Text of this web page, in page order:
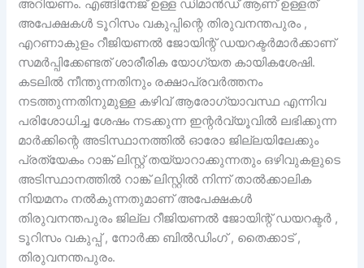
അറിയണം. എങ്ങിനേജ് ഉള്ള ഡിമാൻഡ് ആണ് ഉള്ളത്
അപേക്ഷകൾ ടൂറിസം വകുപ്പിന്റെ തിരുവനന്തപുരം ,
എറണാകുളം റീജിയണൽ ജോയിന്റ് ഡയറക്ടർമാർക്കാണ്
സമർപ്പിക്കേണ്ടത് ശാരീരിക യോഗ്യത കായികശേഷി.
കടലിൽ നീന്തുന്നതിനും രക്ഷാപ്രവർത്തനം
നടത്തുന്നതിനുമുള്ള കഴിവ് ആരോഗ്യാവസ്ഥ എന്നിവ
പരിശോധിച്ച ശേഷം നടക്കുന്ന ഇന്റർവ്യൂവിൽ ലഭിക്കുന്ന
മാർക്കിന്റെ അടിസ്ഥാനത്തിൽ ഓരോ ജില്ലയിലേക്കും
പ്രത്യേകം റാങ്ക് ലിസ്റ്റ് തയ്യാറാക്കുന്നതും ഒഴിവുകളുടെ
അടിസ്ഥാനത്തിൽ റാങ്ക് ലിസ്റ്റിൽ നിന്ന് താൽക്കാലിക
നിയമനം നൽകുന്നതുമാണ് അപേക്ഷകൾ
തിരുവനന്തപുരം ജില്ല റീജിയണൽ ജോയിന്റ് ഡയറക്ടർ ,
ടൂറിസം വകുപ്പ് , നോർക്ക ബിൽഡിംഗ് , തൈക്കാട് ,
തിരുവനന്തപുരം.